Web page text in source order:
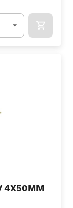
4X50MM